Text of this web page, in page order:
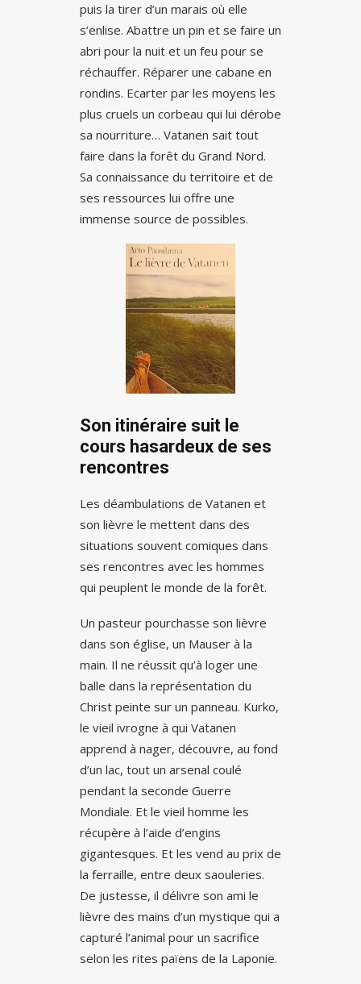
puis la tirer d’un marais où elle
s’enlise. Abattre un pin et se faire un
abri pour la nuit et un feu pour se
réchauffer. Réparer une cabane en
rondins. Ecarter par les moyens les
plus cruels un corbeau qui lui dérobe
sa nourriture… Vatanen sait tout
faire dans la forêt du Grand Nord.
Sa connaissance du territoire et de
ses ressources lui offre une
immense source de possibles.
Son itinéraire suit le
cours hasardeux de ses
rencontres
Les déambulations de Vatanen et
son lièvre le mettent dans des
situations souvent comiques dans
ses rencontres avec les hommes
qui peuplent le monde de la forêt.
Un pasteur pourchasse son lièvre
dans son église, un Mauser à la
main. Il ne réussit qu’à loger une
balle dans la représentation du
Christ peinte sur un panneau. Kurko,
le vieil ivrogne à qui Vatanen
apprend à nager, découvre, au fond
d’un lac, tout un arsenal coulé
pendant la seconde Guerre
Mondiale. Et le vieil homme les
récupère à l’aide d’engins
gigantesques. Et les vend au prix de
la ferraille, entre deux saouleries.
De justesse, il délivre son ami le
lièvre des mains d’un mystique qui a
capturé l’animal pour un sacrifice
selon les rites païens de la Laponie.